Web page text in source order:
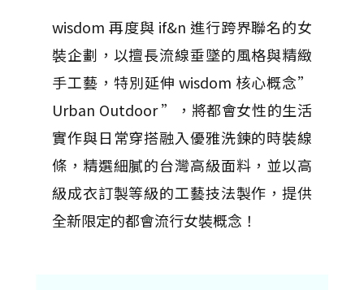
wisdom 再度與 if&n 進行跨界聯名的女
裝企劃，以擅長流線垂墜的風格與精緻
手工藝，特別延伸 wisdom 核心概念”
Urban Outdoor ”，將都會女性的生活
實作與日常穿搭融入優雅洗鍊的時裝線
條，精選細膩的台灣高級面料，並以高
級成衣訂製等級的工藝技法製作，提供
全新限定的都會流行女裝概念！